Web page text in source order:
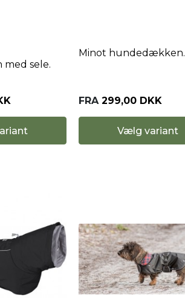
sele.
Minot hundedækken.
FRA 299,00 DKK
Vælg variant